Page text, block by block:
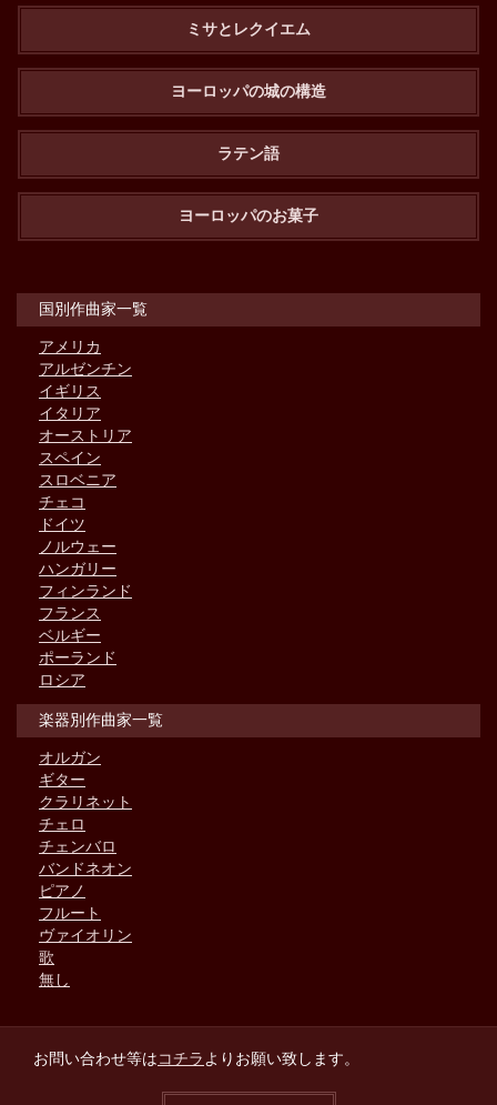
ミサとレクイエム
ヨーロッパの城の構造
ラテン語
ヨーロッパのお菓子
国別作曲家一覧
アメリカ
アルゼンチン
イギリス
イタリア
オーストリア
スペイン
スロベニア
チェコ
ドイツ
ノルウェー
ハンガリー
フィンランド
フランス
ベルギー
ポーランド
ロシア
楽器別作曲家一覧
オルガン
ギター
クラリネット
チェロ
チェンバロ
バンドネオン
ピアノ
フルート
ヴァイオリン
歌
無し
お問い合わせ等はコチラ よりお願い致します。